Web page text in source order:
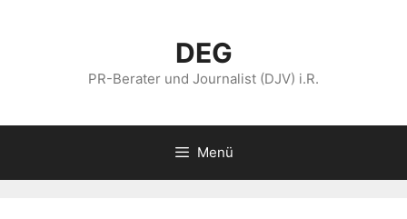
DEG
PR-Berater und Journalist (DJV) i.R.
Menü